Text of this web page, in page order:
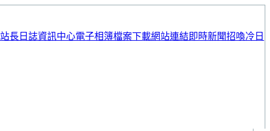
站長日誌資訊中心電子相簿檔案下載網站連結即時新聞招喚冷日